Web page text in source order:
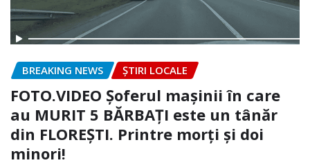
BREAKING NEWS ȘTIRI LOCALE
FOTO.VIDEO Șoferul mașinii în care
au MURIT 5 BĂRBAȚI este un tânăr
din FLOREȘTI. Printre morți și doi
minori!